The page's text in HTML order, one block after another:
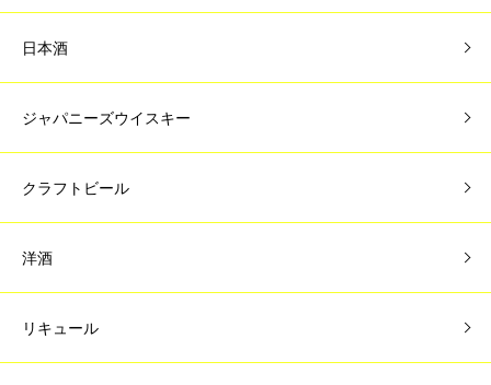
日本酒
ジャパニーズウイスキー
クラフトビール
洋酒
リキュール